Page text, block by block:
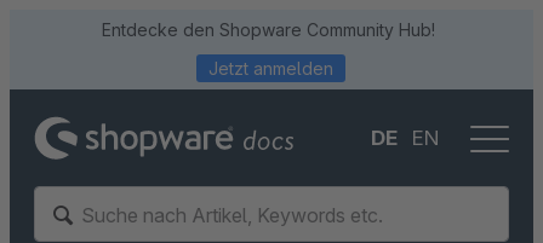
Entdecke den Shopware Community Hub!
Jetzt anmelden
DE EN